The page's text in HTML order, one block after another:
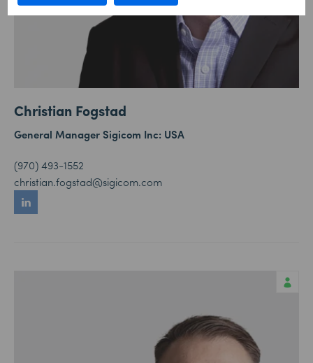
Christian Fogstad
General Manager Sigicom Inc: USA
(970) 493-1552
christian.fogstad@sigicom.com